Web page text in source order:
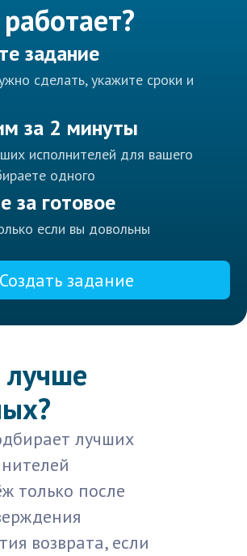
задание
сделать, укажите сроки и
за 2 минуты
исполнителей для вашего
одного
за готовое
если вы довольны
Создать задание
лучших
только после
возврата, если